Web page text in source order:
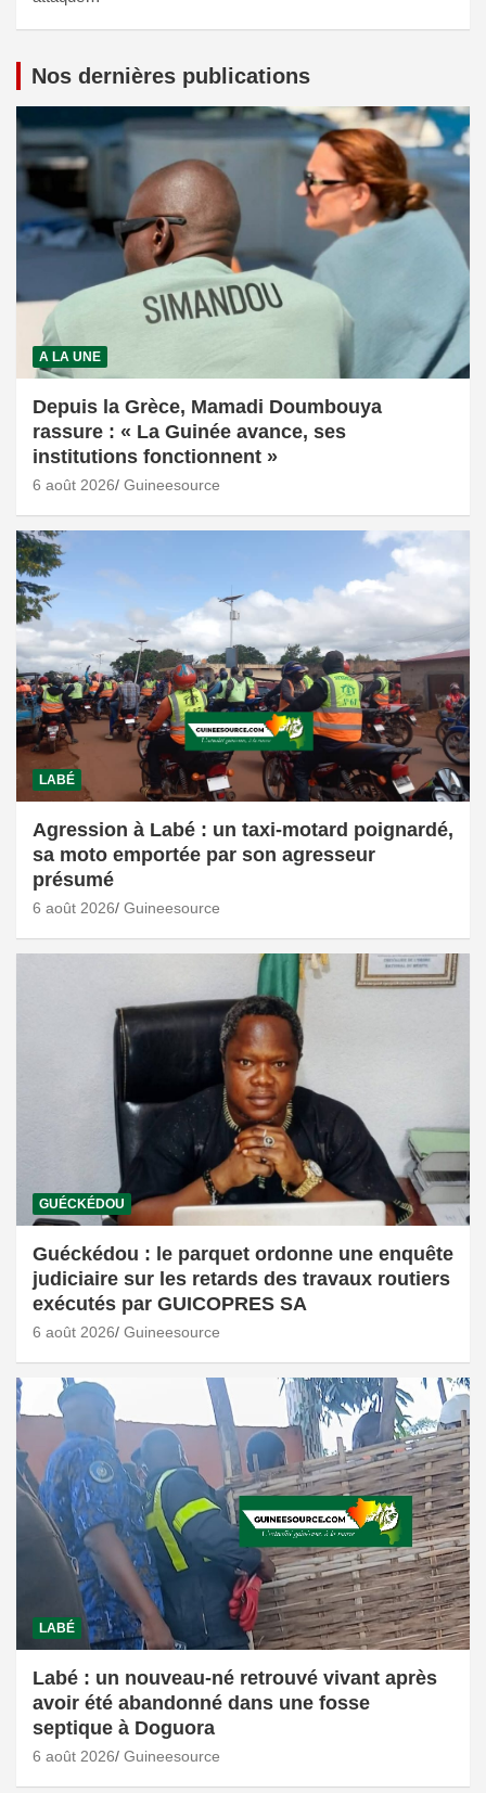
Nos dernières publications
A LA UNE
Depuis la Grèce, Mamadi Doumbouya
rassure : « La Guinée avance, ses
institutions fonctionnent »
6 août 2026 Guineesource
LABÉ
Agression à Labé : un taxi-motard poignardé,
sa moto emportée par son agresseur
présumé
6 août 2026 Guineesource
GUÉCKÉDOU
Guéckédou : le parquet ordonne une enquête
judiciaire sur les retards des travaux routiers
exécutés par GUICOPRES SA
6 août 2026 Guineesource
LABÉ
Labé : un nouveau-né retrouvé vivant après
avoir été abandonné dans une fosse
septique à Doguora
6 août 2026 Guineesource